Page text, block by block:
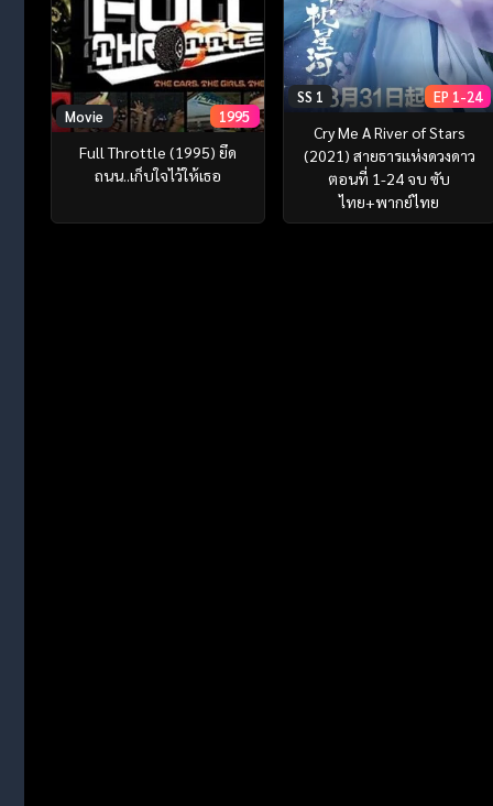
Movie 1995
Full Throttle (1995) ยึด
ถนน..เก็บใจไว้ให้เธอ
SS 1 EP 1-24
Cry Me A River of Stars
(2021) สายธารแห่งดวงดาว
ตอนที่ 1-24 จบ ซับ
ไทย+พากย์ไทย